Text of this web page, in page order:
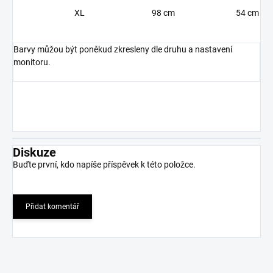
XL
98 cm 54 cm
Barvy můžou být poněkud zkresleny dle druhu a nastavení
monitoru.
Diskuze
Buďte první, kdo napíše příspěvek k této položce.
Přidat komentář